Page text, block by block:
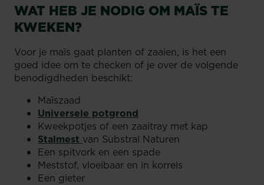
WAT HEB JE NODIG OM MAÏS TE
KWEKEN?
Voor je maïs gaat planten of zaaien, is het een
goed idee om te checken of je over de volgende
benodigdheden beschikt:
Maïszaad
Universele potgrond
Kweekpotjes of een zaaitray met kap
Stalmest van Substral Naturen
Een spitvork en een spade
Meststof, vloeibaar en in korrels
Een gieter